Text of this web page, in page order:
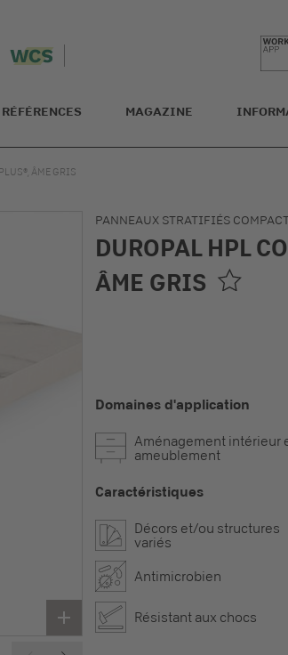
RÉFÉRENCES MAGAZINE
ÂME GRIS
PANNEAUX STRATIFIÉS
DUROPAL HPL
ÂME GRIS
Domaines d'application
Aménagement intérieur
ameublement
Caractéristiques
Décors et/ou structures
variés
Antimicrobien
Résistant aux chocs